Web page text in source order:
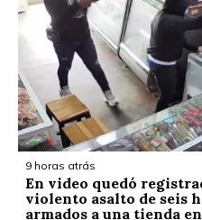
9 horas atrás
En video quedó
violento asalto de seis
armados a una tienda